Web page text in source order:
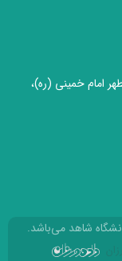
امام خمینی (ره)،
شاهد می‌باشد.